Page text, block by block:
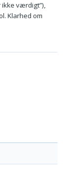
ikke værdigt”),
Klarhed om